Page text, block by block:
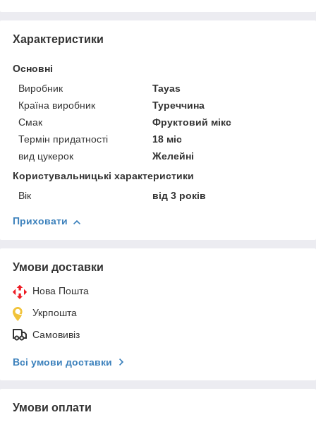
Характеристики
Основні
Виробник
Tayas
Країна виробник
Туреччина
Смак
Фруктовий мікс
Термін придатності
18 міс
вид цукерок
Желейні
Користувальницькі характеристики
Вік
від 3 років
Приховати
Умови доставки
Нова Пошта
Укрпошта
Самовивіз
Всі умови доставки
Умови оплати